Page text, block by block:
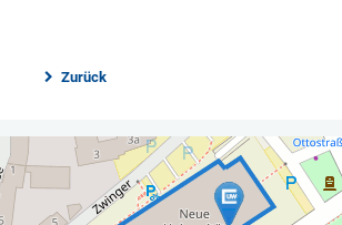
Zurück